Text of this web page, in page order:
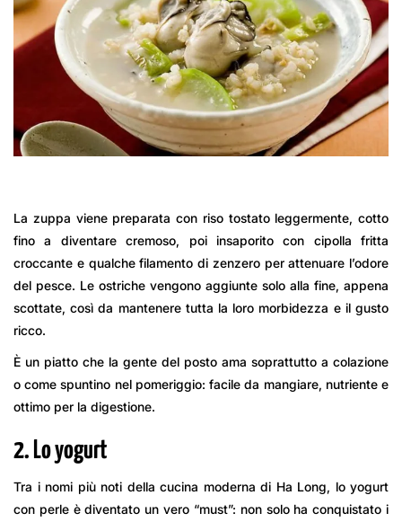
La zuppa viene preparata con riso tostato leggermente, cotto
fino a diventare cremoso, poi insaporito con cipolla fritta
croccante e qualche filamento di zenzero per attenuare l’odore
del pesce. Le ostriche vengono aggiunte solo alla fine, appena
scottate, così da mantenere tutta la loro morbidezza e il gusto
ricco.
È un piatto che la gente del posto ama soprattutto a colazione
o come spuntino nel pomeriggio: facile da mangiare, nutriente e
ottimo per la digestione.
2. Lo yogurt
Tra i nomi più noti della cucina moderna di Ha Long, lo yogurt
con perle è diventato un vero “must”: non solo ha conquistato i